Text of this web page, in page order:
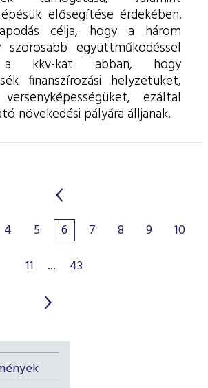
elősegítése érdekében.
célja, hogy a három
szorosabb együttműködéssel
kkv-kat abban, hogy
finanszírozási helyzetüket,
ezáltal
növekedési pályára álljanak.
4 5 6 7 8 9
10
11
... 43